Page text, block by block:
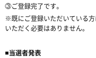
③ご登録完了です。
※既にご登録いただいている
いただく必要はありません。
■当選者発表